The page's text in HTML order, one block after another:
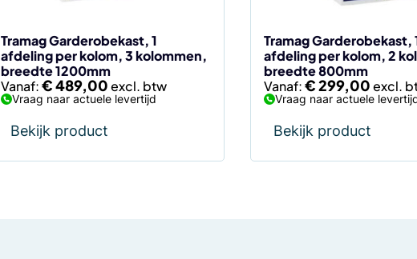
Tramag Garderobekast, 1
afdeling per kolom, 3 kolommen,
breedte 1200mm
Vanaf:€489,00
Vraag naar actuele levertijd
Bekijk product
de
productpagina
Tramag Garderobekast,
afdeling per kolom, 2
breedte 800mm
Vanaf:€299,00
Vraag naar actuele
Bekijk product
de
productpagina